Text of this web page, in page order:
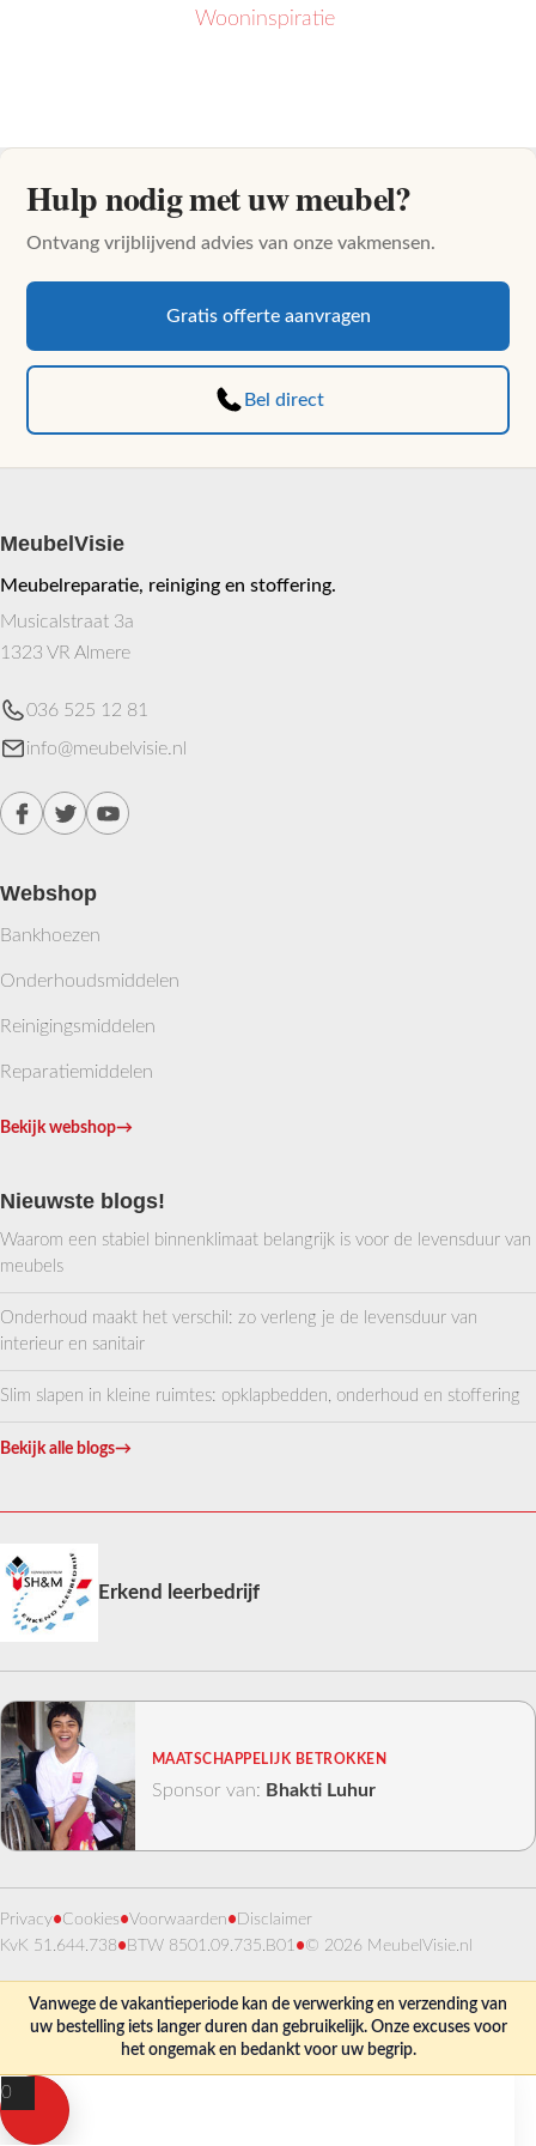
Wooninspiratie
Hulp nodig met uw meubel?
Ontvang vrijblijvend advies van onze vakmensen.
Gratis offerte aanvragen
Bel direct
MeubelVisie
Meubelreparatie, reiniging en stoffering.
Musicalstraat 3a
1323 VR Almere
036 525 12 81
info@meubelvisie.nl
Webshop
Bankhoezen
Onderhoudsmiddelen
Reinigingsmiddelen
Reparatiemiddelen
Bekijk webshop→
Nieuwste blogs!
Waarom een stabiel binnenklimaat belangrijk is voor de levensduur van
meubels
Onderhoud maakt het verschil: zo verleng je de levensduur van
interieur en sanitair
Slim slapen in kleine ruimtes: opklapbedden, onderhoud en stoffering
Bekijk alle blogs→
Erkend leerbedrijf
MAATSCHAPPELIJK BETROKKEN
Sponsor van: Bhakti Luhur
Privacy•Cookies•Voorwaarden• Disclaimer
KvK 51.644.738• BTW 8501.09.735.B01•© 2026 MeubelVisie.nl
Vanwege de vakantieperiode kan de verwerking en verzending van
uw bestelling iets langer duren dan gebruikelijk. Onze excuses voor
het ongemak en bedankt voor uw begrip.
0